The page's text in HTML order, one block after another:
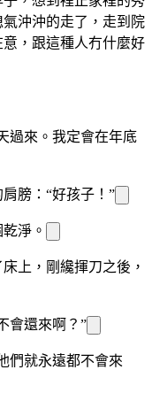
沖沖的走了，走到院
，跟這種人冇什麼好
過來。我定會在年底
肩膀：“好孩子！”
淨。
床上，剛纔揮刀之後，
會還來啊？”
們就永遠都不會來